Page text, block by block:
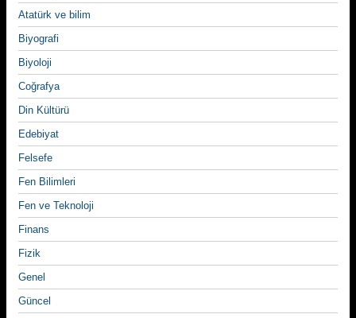
Atatürk ve bilim
Biyografi
Biyoloji
Coğrafya
Din Kültürü
Edebiyat
Felsefe
Fen Bilimleri
Fen ve Teknoloji
Finans
Fizik
Genel
Güncel